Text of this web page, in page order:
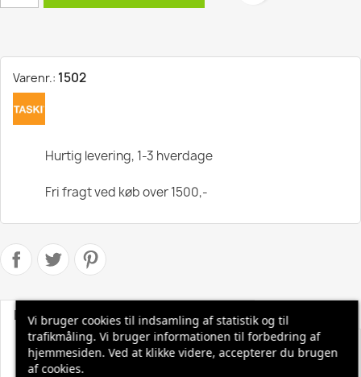
Varenr.: 1502
Hurtig levering, 1-3 hverdage
Fri fragt ved køb over 1500,-
Beskrivelse Produktoplysninger
Taski Sprint Spitfire Spray 750 ml
Vi bruger cookies til indsamling af statistik og til
trafikmåling. Vi bruger informationen til forbedring af
hjemmesiden. Ved at klikke videre, accepterer du brugen
af cookies.